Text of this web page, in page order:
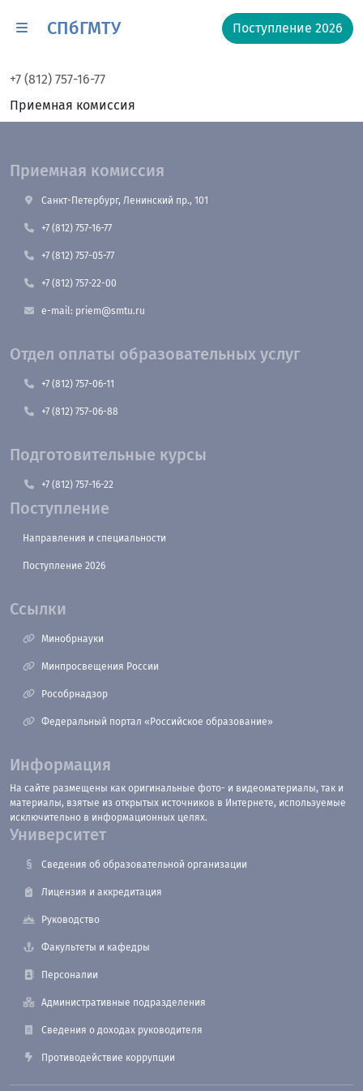
СПбГМТУ Поступление 2026
+7 (812) 757-16-77
Приемная комиссия
Приемная комиссия
Санкт-Петербург, Ленинский пр., 101
+7 (812) 757-16-77
+7 (812) 757-05-77
+7 (812) 757-22-00
e-mail: priem@smtu.ru
Отдел оплаты образовательных услуг
+7 (812) 757-06-11
+7 (812) 757-06-88
Подготовительные курсы
+7 (812) 757-16-22
Поступление
Направления и специальности
Поступление 2026
Ссылки
Минобрнауки
Минпросвещения России
Рособрнадзор
Федеральный портал «Российское образование»
Информация
На сайте размещены как оригинальные фото- и видеоматериалы, так и
материалы, взятые из открытых источников в Интернете, используемые
исключительно в информационных целях.
Университет
Сведения об образовательной организации
Лицензия и аккредитация
Руководство
Факультеты и кафедры
Персоналии
Административные подразделения
Сведения о доходах руководителя
Противодействие коррупции